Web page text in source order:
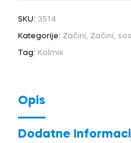
SKU: 3514
Kategorije: Začini, Začini,
Tag: Kolmix
Opis
Dodatne